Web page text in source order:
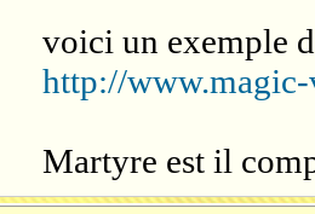
voici un exemple
http://
Martyre est il